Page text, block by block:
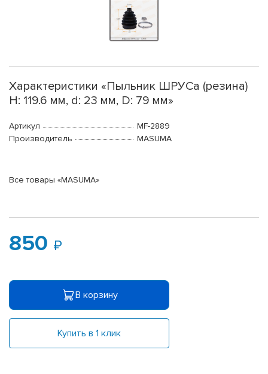
Характеристики «Пыльник ШРУСа (резина)
H: 119.6 мм, d: 23 мм, D: 79 мм»
Артикул
MF-2889
Производитель
MASUMA
Все товары «MASUMA»
850
В корзину
Купить в 1 клик